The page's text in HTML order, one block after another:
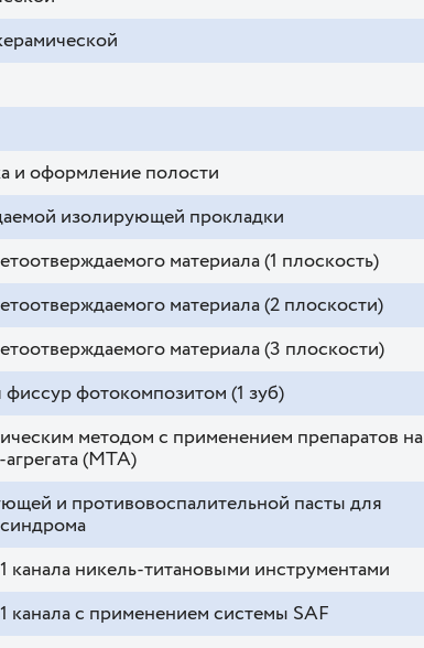
и оформление полости
изолирующей прокладки
материала (1 плоскость)
материала (2 плоскости)
материала (3 плоскости)
фотокомпозитом (1 зуб)
методом с применением препаратов на
(МТА)
и противовоспалительной пасты для
канала никель-титановыми инструментами
канала с применением системы SAF